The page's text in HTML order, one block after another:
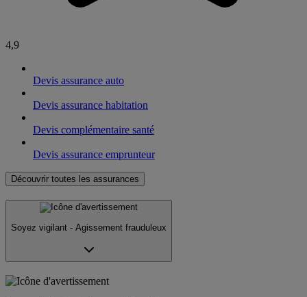
4,9
Devis assurance auto
Devis assurance habitation
Devis complémentaire santé
Devis assurance emprunteur
Découvrir toutes les assurances
Soyez vigilant - Agissement frauduleux